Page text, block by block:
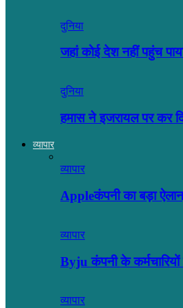
दुनिया
जहां कोई देश नहीं पहुंच
दुनिया
हमास ने इजरायल पर कर
व्यापार
व्यापार
Appleकंपनी का बड़ा
व्यापार
Byju कंपनी के
व्यापार